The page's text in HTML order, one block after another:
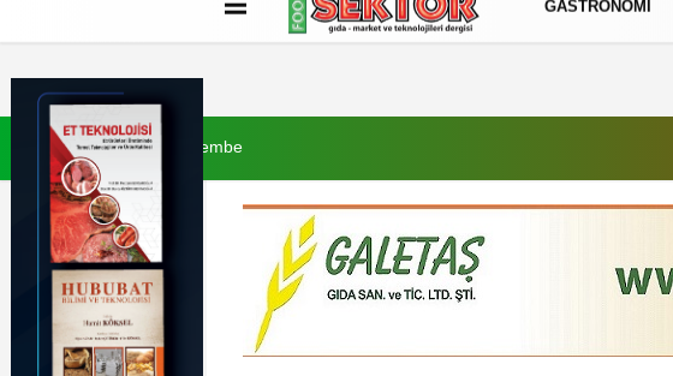
İletişim Çerez Politikası
GASTRONOMI
6 Ağustos 2026, Perşembe